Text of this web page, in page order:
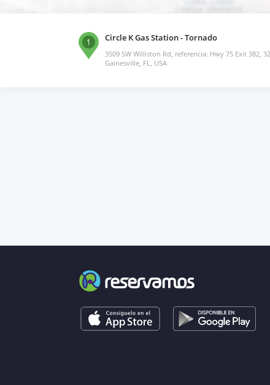
1 Circle K Gas Station - Tornado
3509 SW Williston Rd, referencia: Hwy 75 Exit 382,
Gainesville, FL, USA